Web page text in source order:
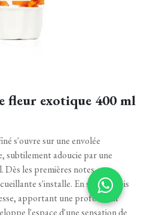
fleur exotique 400 ml
s'ouvre sur une envolée
subtilement adoucie par une
Dès les premières notes, une
s'installe. En suite le bois
apportant une profondeur